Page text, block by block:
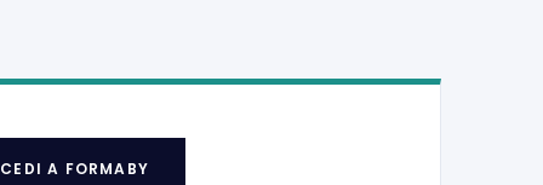
A FORMABY